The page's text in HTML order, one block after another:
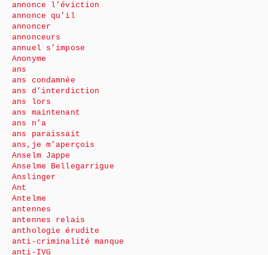
annonce l’éviction
annonce qu’il
annoncer
annonceurs
annuel s’impose
Anonyme
ans
ans condamnée
ans d’interdiction
ans lors
ans maintenant
ans n’a
ans paraissait
ans,je m’aperçois
Anselm Jappe
Anselme Bellegarrigue
Anslinger
Ant
Antelme
antennes
antennes relais
anthologie érudite
anti-criminalité manque
anti-IVG